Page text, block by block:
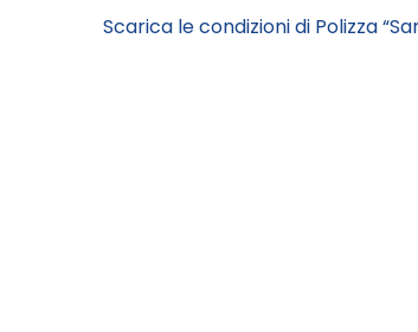
Scarica le condizioni di Polizza